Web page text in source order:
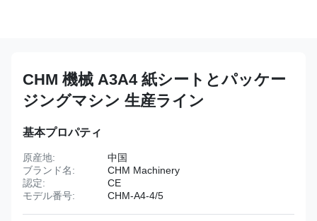
CHM 機械 A3A4 紙シートとパッケー
ジングマシン 生産ライン
基本プロパティ
原産地:
中国
ブランド名:
CHM Machinery
認定:
CE
モデル番号:
CHM-A4-4/5